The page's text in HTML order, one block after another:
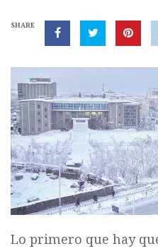
SHARE
Lo primero que hay